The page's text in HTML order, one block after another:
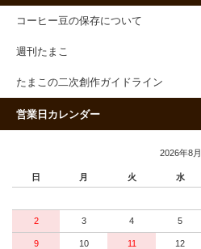
コーヒー豆の保存について
週刊たまこ
たまこの二次創作ガイドライン
営業日カレンダー
2026年8月
日 月 火 水
2 3 4 5
9 10 11 12